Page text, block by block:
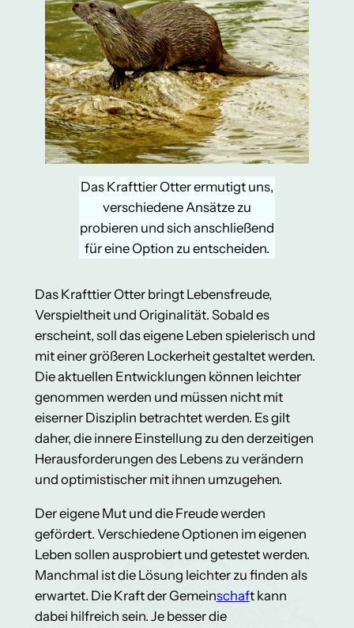
Das Krafttier Otter ermutigt uns,
verschiedene Ansätze zu
probieren und sich anschließend
für eine Option zu entscheiden.
Das Krafttier Otter bringt Lebensfreude,
Verspieltheit und Originalität. Sobald es
erscheint, soll das eigene Leben spielerisch und
mit einer größeren Lockerheit gestaltet werden.
Die aktuellen Entwicklungen können leichter
genommen werden und müssen nicht mit
eiserner Disziplin betrachtet werden. Es gilt
daher, die innere Einstellung zu den derzeitigen
Herausforderungen des Lebens zu verändern
und optimistischer mit ihnen umzugehen.
Der eigene Mut und die Freude werden
gefördert. Verschiedene Optionen im eigenen
Leben sollen ausprobiert und getestet werden.
Manchmal ist die Lösung leichter zu finden als
erwartet. Die Kraft der Gemeinschaft kann
dabei hilfreich sein. Je besser die